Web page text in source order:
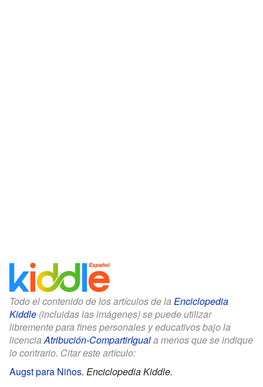
Todo el contenido de los artículos de la Enciclopedia
Kiddle (incluidas las imágenes) se puede utilizar
libremente para fines personales y educativos bajo la
licenciaAtribución-CompartirIguala menos que se indique
lo contrario. Citar este artículo:
Augst para Niños. Enciclopedia Kiddle.